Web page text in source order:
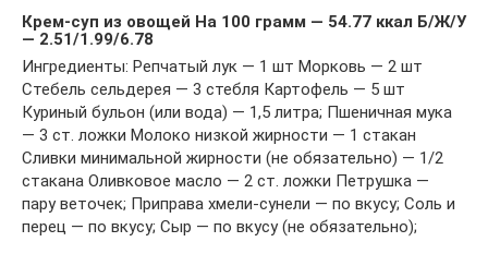
Крем-суп из овощей На 100 грамм — 54.77 ккал Б/Ж/У
— 2.51/1.99/6.78
Ингредиенты: Репчатый лук — 1 шт Морковь — 2 шт
Стебель сельдерея — 3 стебля Картофель — 5 шт
Куриный бульон (или вода) — 1,5 литра; Пшеничная мука
— 3 ст. ложки Молоко низкой жирности — 1 стакан
Сливки минимальной жирности (не обязательно) — 1/2
стакана Оливковое масло — 2 ст. ложки Петрушка —
пару веточек; Приправа хмели-сунели — по вкусу; Соль и
перец — по вкусу; Сыр — по вкусу (не обязательно);